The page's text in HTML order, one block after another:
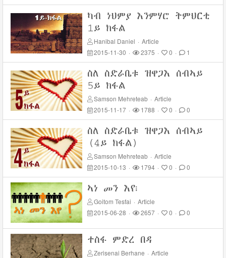
ካብ ነህምያ እንምሃሮ ትምህርቲ
1ይ ክፋል
Hanibal Daniel · Article
2015-11-30 · 2375 · 0 · 1
ስለ ስድራቤቱ ዝዋጋእ ሰብኣይ
5ይ ክፋል
Samson Mehreteab · Article
2015-11-17 · 1788 · 0 · 0
ስለ ስድራቤቱ ዝዋጋእ ሰብኣይ
(4ይ ክፋል)
Samson Mehreteab · Article
2015-10-13 · 1794 · 0 · 0
ኣነ መን እየ፧
Goitom Tesfai · Article
2015-06-28 · 2657 · 0 · 0
ተስፋ ምድረ በዳ
Zerisenai Berhane · Article